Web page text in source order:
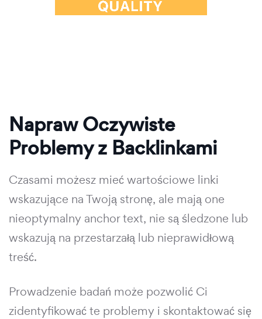
Napraw Oczywiste
Problemy z Backlinkami
Czasami możesz mieć wartościowe linki
wskazujące na Twoją stronę, ale mają one
nieoptymalny anchor text, nie są śledzone lub
wskazują na przestarzałą lub nieprawidłową
treść.
Prowadzenie badań może pozwolić Ci
zidentyfikować te problemy i skontaktować się